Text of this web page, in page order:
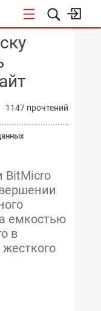
1147 прочтений
BitMicro
емкостью
в